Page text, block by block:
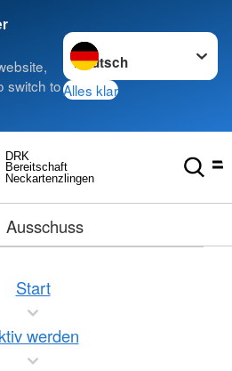
switch to
Sprache wechseln zu
Alles klar
Neckartenzlingen
Bereitschaft
DRK
Ausschuss
Start
werden